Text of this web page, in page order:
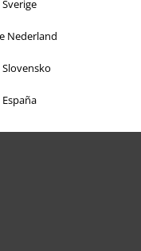
Sverige
Nederland
Slovensko
España